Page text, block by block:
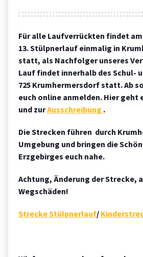
Für alle Laufverrückten findet am
13. Stülpnerlauf einmalig in
statt, als Nachfolger unseres
Lauf findet innerhalb des Schul-
725 Krumhermersdorf statt. Ab
euch online anmelden. Hier geht
und zurAusschreibung .
Die Strecken führen durch
Umgebung und bringen die
Erzgebirges euch nahe.
Achtung, Änderung der Strecke,
Wegschäden!
Strecke Stülpnerlauf/